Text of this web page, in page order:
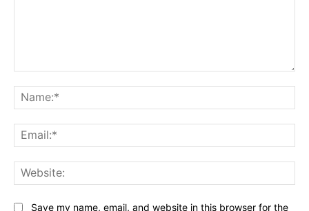
Save my name, email, and website in this browser for the